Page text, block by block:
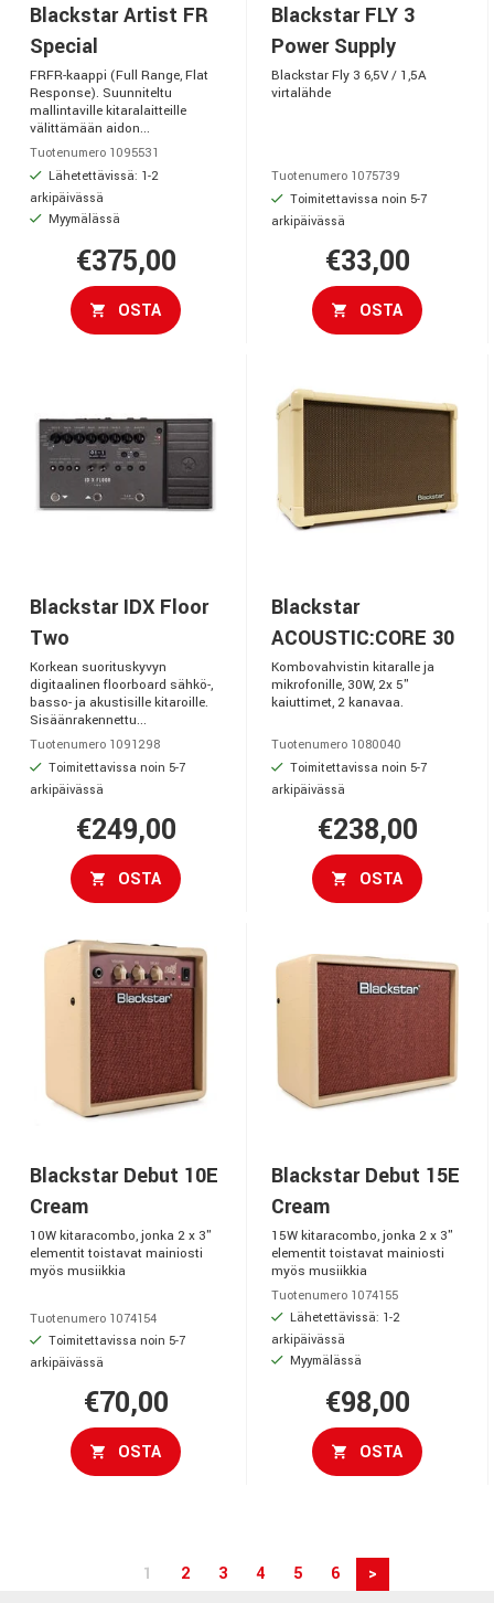
Blackstar Artist FR
Special
FRFR-kaappi (Full Range, Flat
Response). Suunniteltu
mallintaville kitaralaitteille
välittämään aidon...
Tuotenumero 1095531
Lähetettävissä: 1-2
arkipäivässä
Myymälässä
€375,00
OSTA
Blackstar FLY 3
Power Supply
Blackstar Fly 3 6,5V / 1,5A
virtalähde
Tuotenumero 1075739
Toimitettavissa noin 5-7
arkipäivässä
€33,00
OSTA
Blackstar IDX Floor
Two
Korkean suorituskyvyn
digitaalinen floorboard sähkö-,
basso- ja akustisille kitaroille.
Sisäänrakennettu...
Tuotenumero 1091298
Toimitettavissa noin 5-7
arkipäivässä
€249,00
OSTA
Blackstar
ACOUSTIC:CORE 30
Kombovahvistin kitaralle ja
mikrofonille, 30W, 2x 5"
kaiuttimet, 2 kanavaa.
Tuotenumero 1080040
Toimitettavissa noin 5-7
arkipäivässä
€238,00
OSTA
Blackstar Debut 10E
Cream
10W kitaracombo, jonka 2 x 3"
elementit toistavat mainiosti
myös musiikkia
Tuotenumero 1074154
Toimitettavissa noin 5-7
arkipäivässä
€70,00
OSTA
Blackstar Debut 15E
Cream
15W kitaracombo, jonka 2 x 3"
elementit toistavat mainiosti
myös musiikkia
Tuotenumero 1074155
Lähetettävissä: 1-2
arkipäivässä
Myymälässä
€98,00
OSTA
1 2 3 4 5 6 >